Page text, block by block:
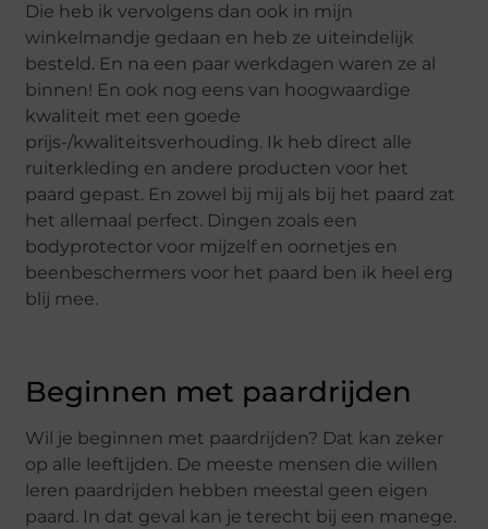
Die heb ik vervolgens dan ook in mijn
winkelmandje gedaan en heb ze uiteindelijk
besteld. En na een paar werkdagen waren ze al
binnen! En ook nog eens van hoogwaardige
kwaliteit met een goede
prijs-/kwaliteitsverhouding. Ik heb direct alle
ruiterkleding en andere producten voor het
paard gepast. En zowel bij mij als bij het paard zat
het allemaal perfect. Dingen zoals een
bodyprotector voor mijzelf en oornetjes en
beenbeschermers voor het paard ben ik heel erg
blij mee.
Beginnen met paardrijden
Wil je beginnen met paardrijden? Dat kan zeker
op alle leeftijden. De meeste mensen die willen
leren paardrijden hebben meestal geen eigen
paard. In dat geval kan je terecht bij een manege.